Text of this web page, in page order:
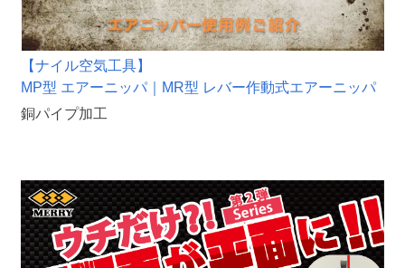
【ナイル空気工具】
MP型 エアーニッパ｜MR型 レバー作動式エアーニッパ
銅パイプ加工